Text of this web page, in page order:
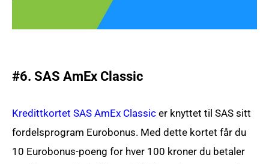
#6. SAS AmEx Classic
Kredittkortet SAS AmEx Classic er knyttet til SAS sitt
fordelsprogram Eurobonus. Med dette kortet får du
10 Eurobonus-poeng for hver 100 kroner du betaler